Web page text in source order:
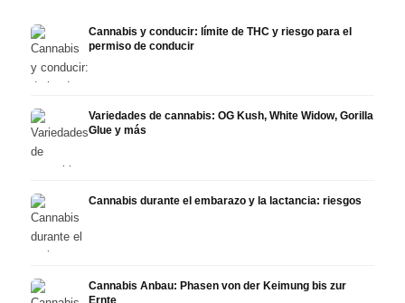
Cannabis y conducir: límite de THC y riesgo para el
permiso de conducir
Variedades de cannabis: OG Kush, White Widow, Gorilla
Glue y más
Cannabis durante el embarazo y la lactancia: riesgos
Cannabis Anbau: Phasen von der Keimung bis zur
Ernte